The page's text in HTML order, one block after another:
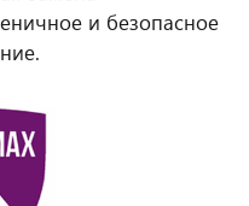
и безопасное